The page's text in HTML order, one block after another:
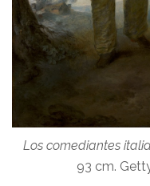
Los comediantes
93 cm.